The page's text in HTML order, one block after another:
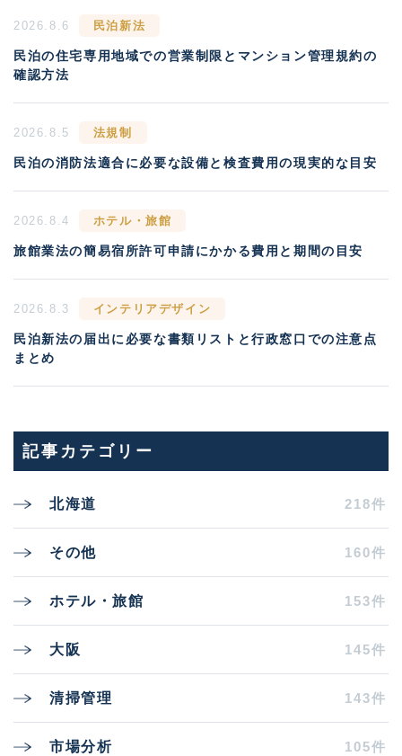
2026.8.6 民泊新法
民泊の住宅専用地域での営業制限とマンション管理規約の
確認方法
2026.8.5 法規制
民泊の消防法適合に必要な設備と検査費用の現実的な目安
2026.8.4 ホテル・旅館
旅館業法の簡易宿所許可申請にかかる費用と期間の目安
2026.8.3 インテリアデザイン
民泊新法の届出に必要な書類リストと行政窓口での注意点
まとめ
記事カテゴリー
北海道 218件
その他 160件
ホテル・旅館 153件
大阪 145件
清掃管理 143件
市場分析 105件